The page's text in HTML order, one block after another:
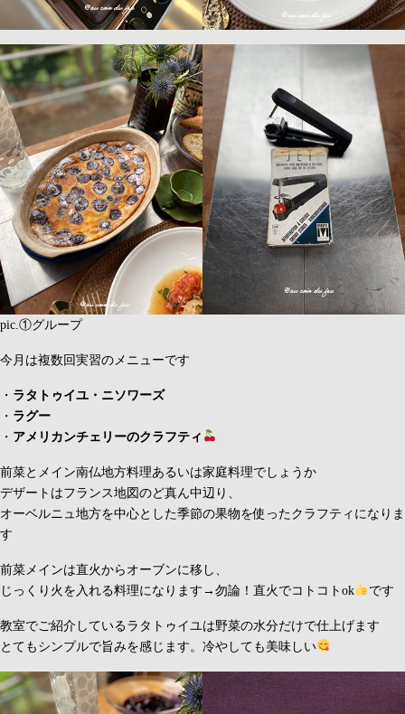
pic.①グループ
今月は複数回実習のメニューです
・ ラタトゥイユ・ニソワーズ
・ ラグー
・ アメリカンチェリーのクラフティ
前菜とメイン南仏地方料理あるいは家庭料理でしょうか
デザートはフランス地図のど真ん中辺り、
オーベルニュ地方を中心とした季節の果物を使ったクラフティになりま
す
前菜メインは直火からオーブンに移し、
じっくり火を入れる料理になります→勿論！直火でコトコトok
です
教室でご紹介しているラタトゥイユは野菜の水分だけで仕上げます
とてもシンプルで旨みを感じます。冷やしても美味しい